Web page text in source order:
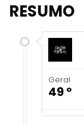
RESUMO
Geral
49 º